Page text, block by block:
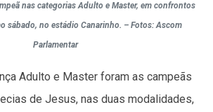
nas categorias Adulto e Master, em confrontos
sábado, no estádio Canarinho. – Fotos: Ascom
Parlamentar
Adulto e Master foram as campeãs
de Jesus, nas duas modalidades,